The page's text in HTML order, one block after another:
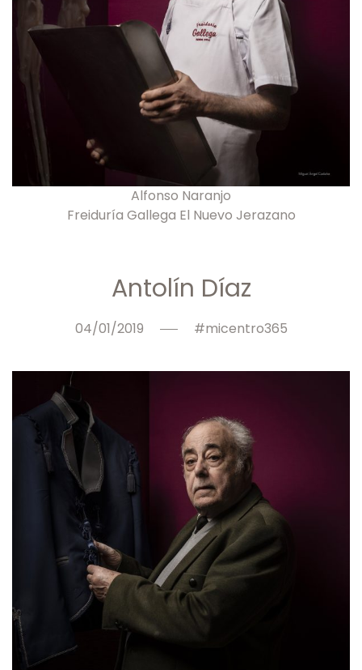
Alfonso Naranjo
Freiduría Gallega El Nuevo Jerazano
Antolín Díaz
04/01/2019 #micentro365